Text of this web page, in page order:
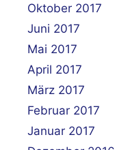
Oktober 2017
Juni 2017
Mai 2017
April 2017
März 2017
Februar 2017
Januar 2017